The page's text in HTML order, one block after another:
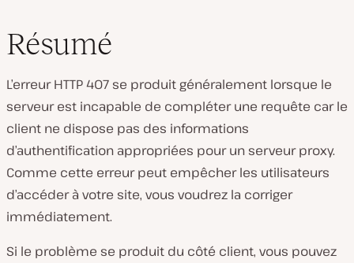
Résumé
L’erreur HTTP 407 se produit généralement lorsque le
serveur est incapable de compléter une requête car le
client ne dispose pas des informations
d’authentification appropriées pour un serveur proxy.
Comme cette erreur peut empêcher les utilisateurs
d’accéder à votre site, vous voudrez la corriger
immédiatement.
Si le problème se produit du côté client, vous pouvez